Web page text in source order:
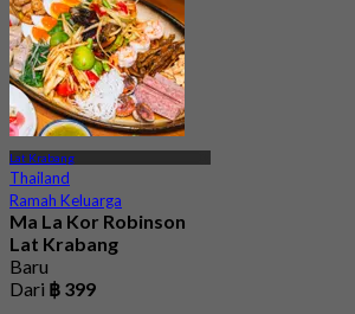
Lat Krabang
Thailand
Ramah Keluarga
Ma La Kor Robinson
Lat Krabang
Baru
Dari ฿ 399